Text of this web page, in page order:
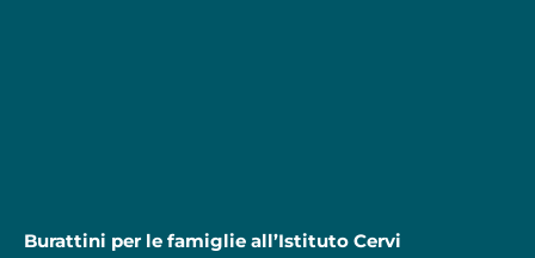
Burattini per le famiglie all’Istituto Cervi